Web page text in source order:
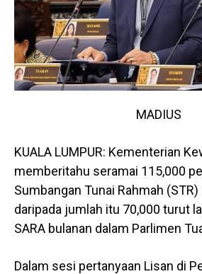
MADIUS
KUALA LUMPUR: Kementerian
memberitahu seramai 115,000
Sumbangan Tunai Rahmah
daripada jumlah itu 70,000 turut
SARA bulanan dalam Parlimen
Dalam sesi pertanyaan Lisan di